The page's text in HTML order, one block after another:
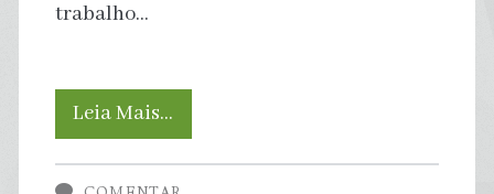
trabalho…
Leia Mais…
descrevem